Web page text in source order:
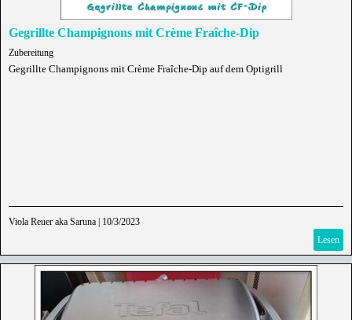
Gegrillte Champignons mit Crème Fraîche-Dip
Zubereitung
Gegrillte Champignons mit Crème Fraîche-Dip auf dem Optigrill
Viola Reuer aka Saruna
10/3/2023
Lesen